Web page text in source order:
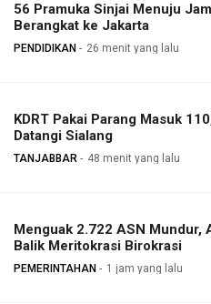
56 Pramuka Sinjai Menuju
Berangkat ke Jakarta
PENDIDIKAN 26 menit yang lalu
KDRT Pakai Parang Masuk
Datangi Sialang
TANJABBAR 48 menit yang lalu
Menguak 2.722 ASN Mundur,
Balik Meritokrasi Birokrasi
PEMERINTAHAN 1 jam yang lalu